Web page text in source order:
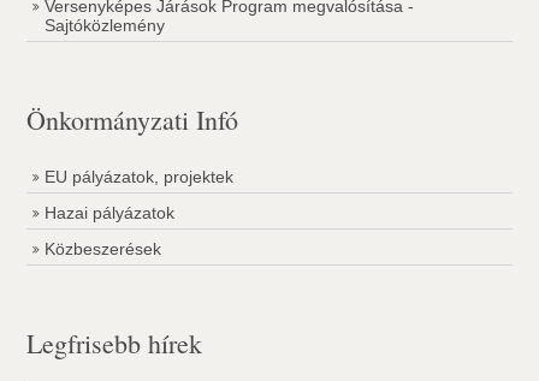
Versenyképes Járások Program megvalósítása -
Sajtóközlemény
Önkormányzati Infó
EU pályázatok, projektek
Hazai pályázatok
Közbeszerések
Legfrisebb hírek